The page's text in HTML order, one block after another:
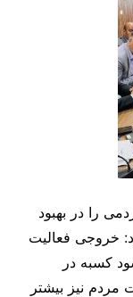
را در بهبود
خروجی فعالیت
کسبه در
نیز بیشتر